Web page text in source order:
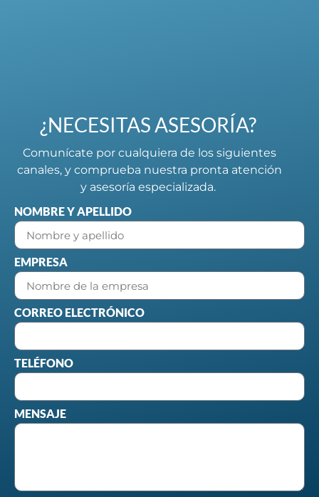
¿NECESITAS ASESORÍA?
Comunícate por cualquiera de los siguientes
canales, y comprueba nuestra pronta atención
y asesoría especializada.
NOMBRE Y APELLIDO
EMPRESA
CORREO ELECTRÓNICO
TELÉFONO
MENSAJE